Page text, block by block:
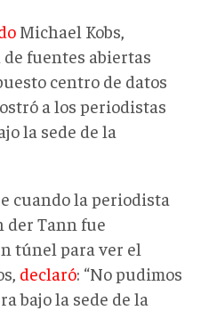
Michael Kobs,
fuentes abiertas
centro de datos
a los periodistas
la sede de la
cuando la periodista
der Tann fue
túnel para ver el
declaró: “No pudimos
bajo la sede de la